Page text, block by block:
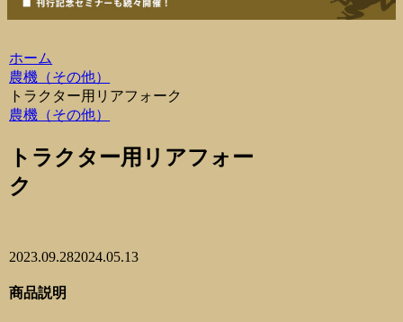
ホーム
農機（その他）
トラクター用リアフォーク
農機（その他）
トラクター用リアフォー
ク
2023.09.282024.05.13
商品説明